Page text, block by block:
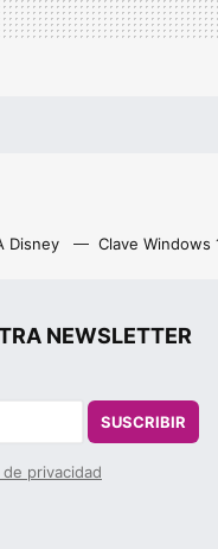
Disney Clave Windows
NEWSLETTER
SUSCRIBIR
privacidad